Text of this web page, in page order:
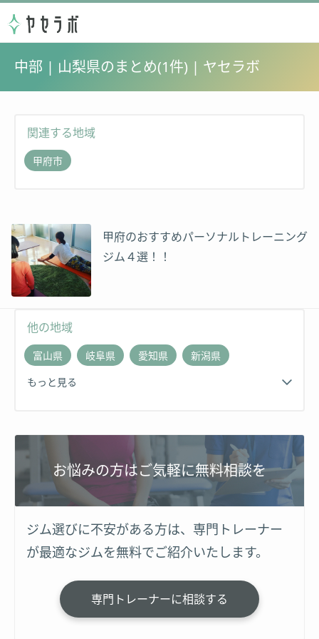
中部 | 山梨県のまとめ(1件) | ヤセラボ
関連する地域
甲府市
甲府のおすすめパーソナルトレーニング
ジム４選！！
他の地域
富山県 岐阜県 愛知県
新潟県
もっと見る
お悩みの方はご気軽に無料相談を
ジム選びに不安がある方は、専門トレーナー
が最適なジムを無料でご紹介いたします。
専門トレーナーに相談する